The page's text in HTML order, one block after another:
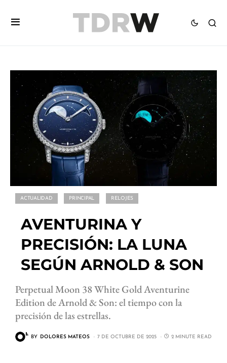
ACTUALIDAD PRINCIPAL RELOJES
AVENTURINA Y
PRECISIÓN: LA LUNA
SEGÚN ARNOLD & SON
Perpetual Moon 38 White Gold Aventurine
Edition de Arnold & Son: el tiempo con la
precisión de las estrellas.
BY DOLORES MATEOS 7 DE OCTUBRE DE 2025 2 MINUTE READ